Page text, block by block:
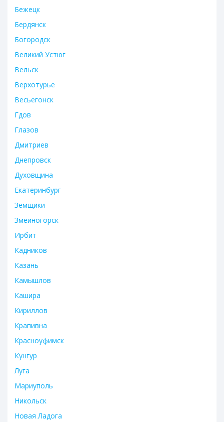
Бежецк
Бердянск
Богородск
Великий Устюг
Вельск
Верхотурье
Весьегонск
Гдов
Глазов
Дмитриев
Днепровск
Духовщина
Екатеринбург
Земщики
Змеиногорск
Ирбит
Кадников
Казань
Камышлов
Кашира
Кириллов
Крапивна
Красноуфимск
Кунгур
Луга
Мариуполь
Никольск
Новая Ладога